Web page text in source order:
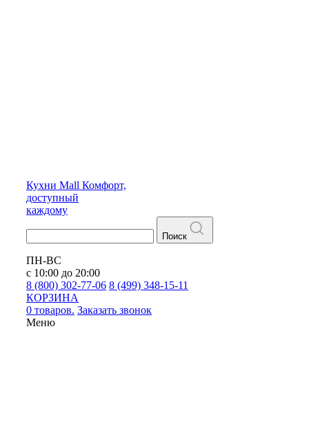
Кухни Mall Комфорт,
доступный
каждому
Поиск
ПН-ВС
с 10:00 до 20:00
8 (800) 302-77-06 8 (499) 348-15-11
КОРЗИНА
0 товаров. Заказать звонок
Меню